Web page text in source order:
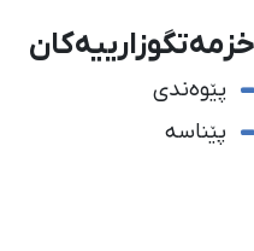
خزمەتگوزارییەکان
پێوەندی
پێناسە